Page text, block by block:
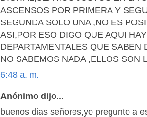
ASCENSOS POR PRIMERA Y
SEGUNDA SOLO UNA ,NO ES
ASI,POR ESO DIGO QUE AQUI
DEPARTAMENTALES QUE SABEN
NO SABEMOS NADA ,ELLOS SON
6:48 a. m.
Anónimo dijo...
buenos dias señores,yo pregunto a